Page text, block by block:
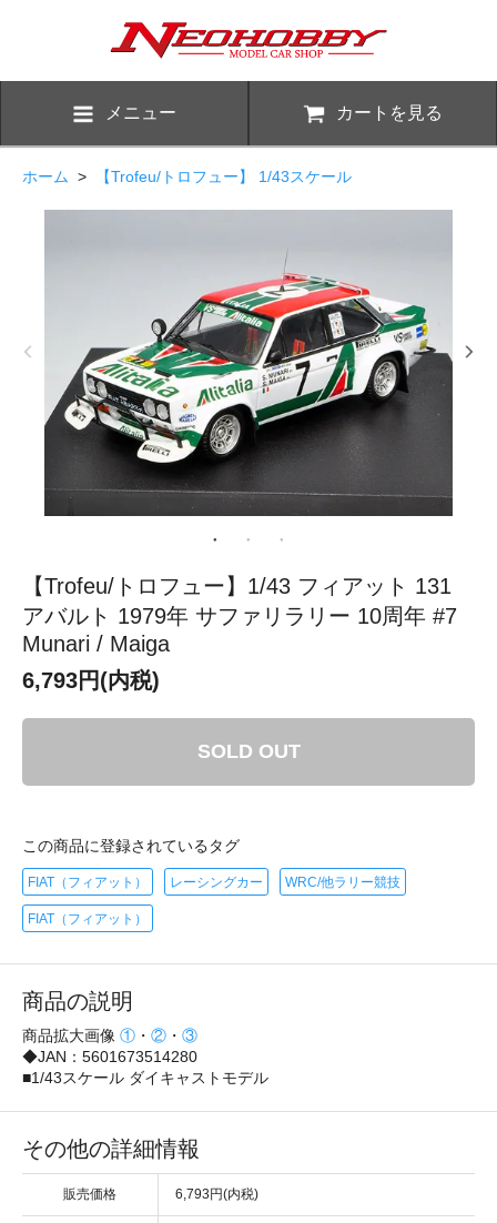
メニュー カートを見る
ホーム > 【Trofeu/トロフュー】 1/43スケール
【Trofeu/トロフュー】1/43 フィアット 131
アバルト 1979年 サファリラリー 10周年 #7
Munari / Maiga
6,793円(内税)
SOLD OUT
この商品に登録されているタグ
FIAT（フィアット） レーシングカー WRC/他ラリー競技
FIAT（フィアット）
商品の説明
商品拡大画像 ① ・ ② ・ ③
◆JAN：5601673514280
■1/43スケール ダイキャストモデル
その他の詳細情報
販売価格 6,793円(内税)